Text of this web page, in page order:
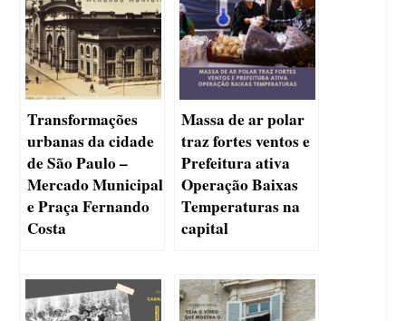
Transformações
urbanas da cidade
de São Paulo –
Mercado Municipal
e Praça Fernando
Costa
Massa de ar polar
traz fortes ventos e
Prefeitura ativa
Operação Baixas
Temperaturas na
capital